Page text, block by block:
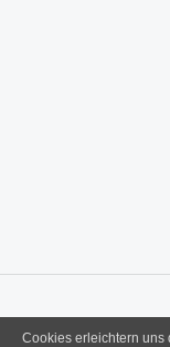
Cookies erleichtern uns